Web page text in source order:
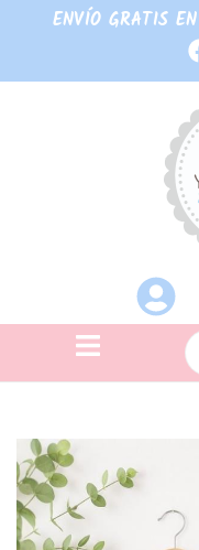
ENVÍO GRATIS